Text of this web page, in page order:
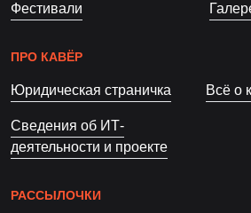
Фестивали
ПРО КАВЁР
Юридическая страничка Всё о
Сведения об ИТ-
деятельности и проекте
РАССЫЛОЧКИ